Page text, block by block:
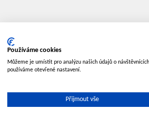
Používáme cookies
Můžeme je umístit pro analýzu našich údajů o
používáme otevřené nastavení.
Přijmout vše